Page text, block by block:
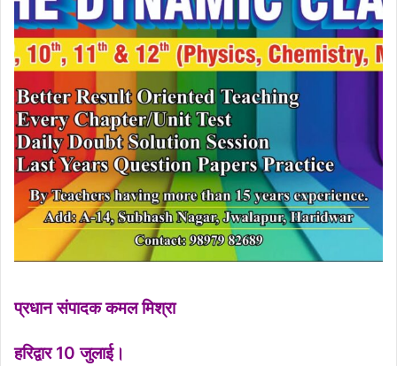
प्रधान संपादक कमल मिश्रा
हरिद्वार 10 जुलाई।